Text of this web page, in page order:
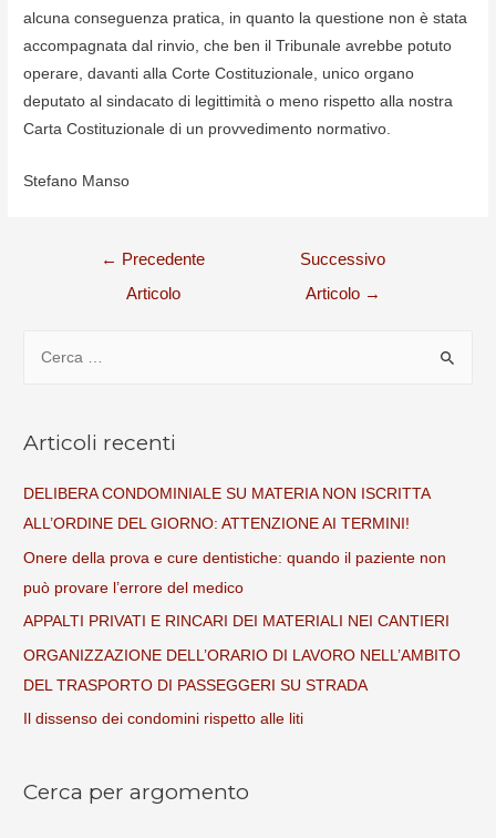
alcuna conseguenza pratica, in quanto la questione non è stata
accompagnata dal rinvio, che ben il Tribunale avrebbe potuto
operare, davanti alla Corte Costituzionale, unico organo
deputato al sindacato di legittimità o meno rispetto alla nostra
Carta Costituzionale di un provvedimento normativo.
Stefano Manso
Navigazione
articoli
← Precedente
Articolo
Successivo
Articolo →
e
c
a
p
e
r
Articoli recenti
DELIBERA CONDOMINIALE SU MATERIA NON ISCRITTA
ALL’ORDINE DEL GIORNO: ATTENZIONE AI TERMINI!
Onere della prova e cure dentistiche: quando il paziente non
può provare l’errore del medico
APPALTI PRIVATI E RINCARI DEI MATERIALI NEI CANTIERI
ORGANIZZAZIONE DELL’ORARIO DI LAVORO NELL’AMBITO
DEL TRASPORTO DI PASSEGGERI SU STRADA
Il dissenso dei condomini rispetto alle liti
Cerca per argomento